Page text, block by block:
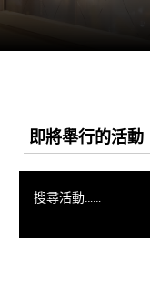
即將舉行的活動